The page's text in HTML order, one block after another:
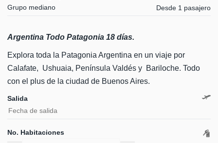
Grupo mediano
Desde 1 pasajero
Argentina Todo Patagonia 18 días.
Explora toda la Patagonia Argentina en un viaje por
Calafate, Ushuaia, Península Valdés y Bariloche. Todo
con el plus de la ciudad de Buenos Aires.
Salida
No. Habitaciones